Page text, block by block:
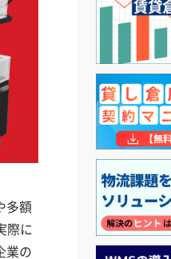
多額
際に
業の